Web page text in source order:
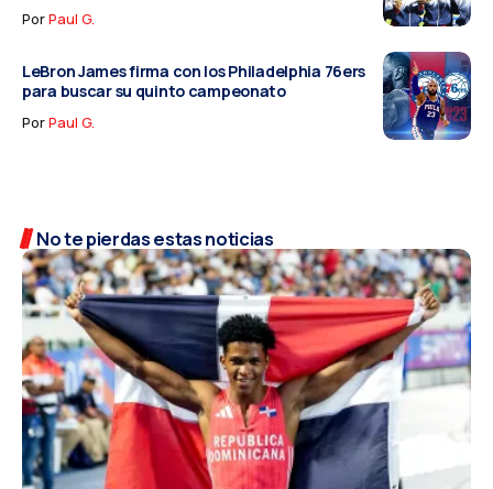
PorPaul G.
LeBron James firma con los Philadelphia 76ers
para buscar su quinto campeonato
PorPaul G.
No te pierdas estas noticias